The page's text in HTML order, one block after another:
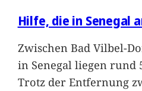
Hilfe, die in Senegal
Zwischen Bad Vilbel-
in Senegal liegen rund
Trotz der Entfernung